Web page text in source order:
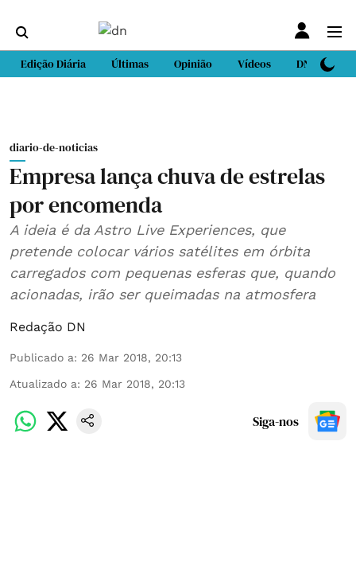
Edição Diária Últimas Opinião Vídeos DN Sport
diario-de-noticias
Empresa lança chuva de estrelas
por encomenda
A ideia é da Astro Live Experiences, que
pretende colocar vários satélites em órbita
carregados com pequenas esferas que, quando
acionadas, irão ser queimadas na atmosfera
Redação DN
Publicado a: 26 Mar 2018, 20:13
Atualizado a: 26 Mar 2018, 20:13
Siga-nos